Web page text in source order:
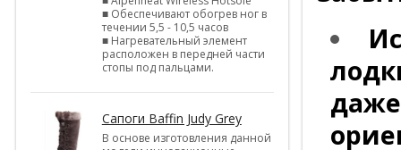
■ Обеспечивают обогрев ног в
течении 5,5 - 10,5 часов
■ Нагревательный элемент
расположен в передней части
стопы под пальцами.
Сапоги Baffin Judy Grey
В основе изготовления данной